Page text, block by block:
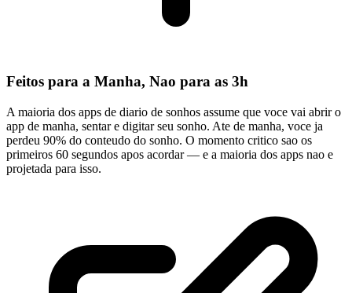
Feitos para a Manha, Nao para as 3h
A maioria dos apps de diario de sonhos assume que voce vai abrir o
app de manha, sentar e digitar seu sonho. Ate de manha, voce ja
perdeu 90% do conteudo do sonho. O momento critico sao os
primeiros 60 segundos apos acordar — e a maioria dos apps nao e
projetada para isso.